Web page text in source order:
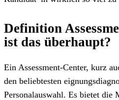
Definition
ist das überhaupt?
Ein Assessment-Center, kurz
den beliebtesten
Personalauswahl. Es bietet die